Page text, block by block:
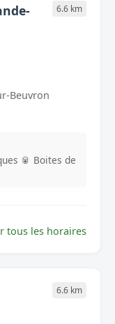
6.6 km
Beuvron
🥫 Boites de
tous les horaires
6.6 km